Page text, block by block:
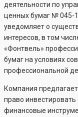
деятельности по
ценных бумаг №045-
уведомляет о
интересов, в том
«Фонтвель»
бумаг на условиях
профессиональной
Компания
право
финансовые